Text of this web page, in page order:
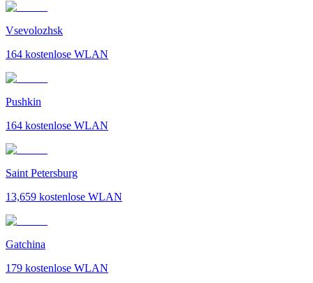
Vsevolozhsk
164 kostenlose WLAN
Pushkin
164 kostenlose WLAN
Saint Petersburg
13,659 kostenlose WLAN
Gatchina
179 kostenlose WLAN